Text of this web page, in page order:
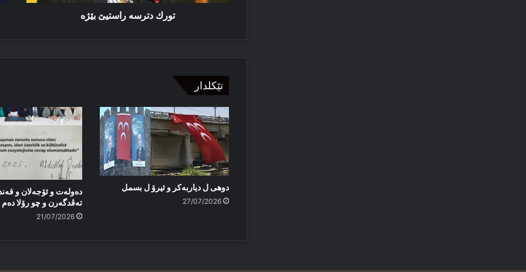
تورك دترسە راستیێ بێژە
تێکلدار
دوهی ل دیاربەکر و ئیرۆ ل بسمل
27/07/2026
دەولەت و ئۆجەلان و
تەڤدگەرن و چو رۆلا دەم
21/07/2026